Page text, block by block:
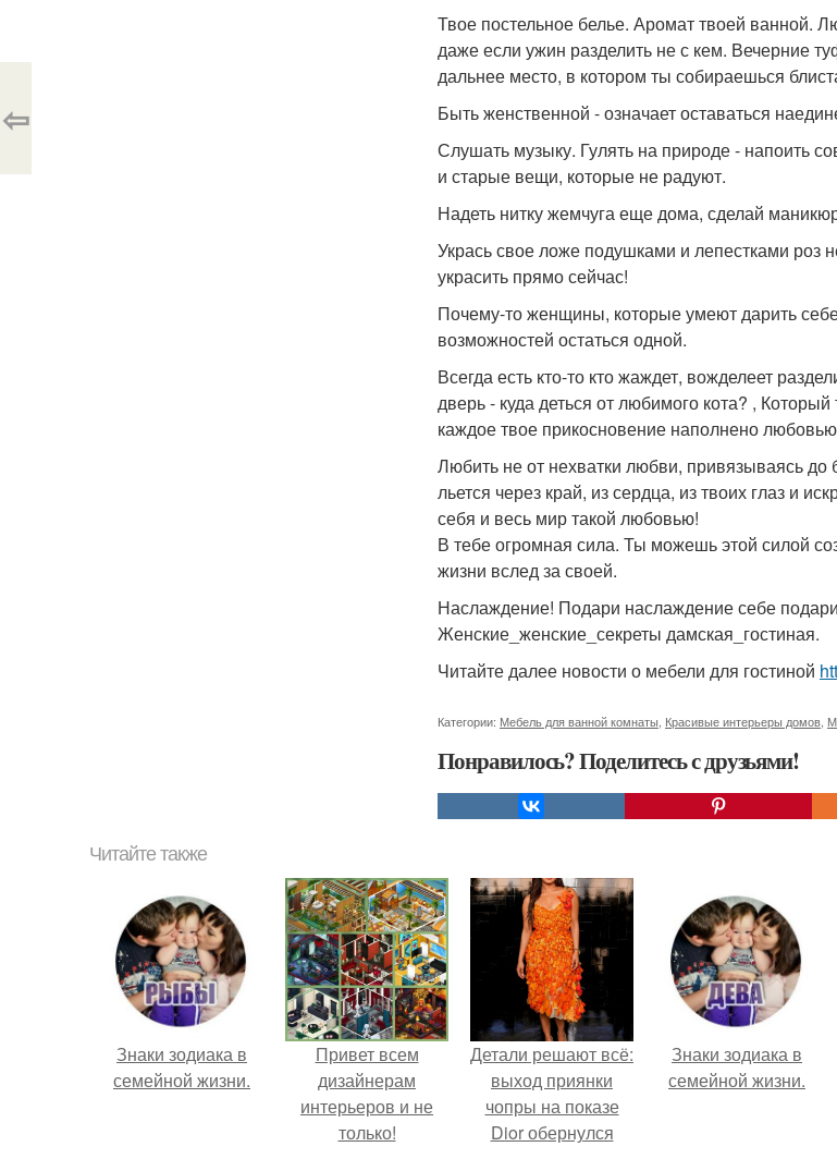
Твое постельное белье. Аромат твоей ванной.
даже если ужин разделить не с кем. Вечерние
дальнее место, в котором ты собираешься
Быть женственной - означает оставаться
Слушать музыку. Гулять на природе - напоить
и старые вещи, которые не радуют.
Надеть нитку жемчуга еще дома, сделай
Укрась свое ложе подушками и лепестками роз
украсить прямо сейчас!
Почему-то женщины, которые умеют дарить
возможностей остаться одной.
Всегда есть кто-то кто жаждет, вожделеет
дверь - куда деться от любимого кота? ,
каждое твое прикосновение наполнено
Любить не от нехватки любви, привязываясь до
льется через край, из сердца, из твоих глаз и
себя и весь мир такой любовью!
В тебе огромная сила. Ты можешь этой силой
жизни вслед за своей.
Наслаждение! Подари наслаждение себе
Женские_женские_секреты дамская_гостиная.
Читайте далее новости о мебели для гостиной
Категории: Мебель для ванной комнаты Красивые интерьеры домов
Понравилось? Поделитесь с друзьями!
⇦
Читайте также
Знаки зодиака в
семейной жизни.
Привет всем
дизайнерам
интерьеров и не
только!
Детали решают всё:
выход приянки
чопры на показе
Dior обернулся
Знаки зодиака в
семейной жизни.